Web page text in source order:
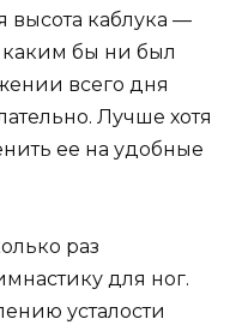
высота каблука —
каким бы ни был
всего дня
Лучше хотя
ее на удобные
раз
для ног.
усталости